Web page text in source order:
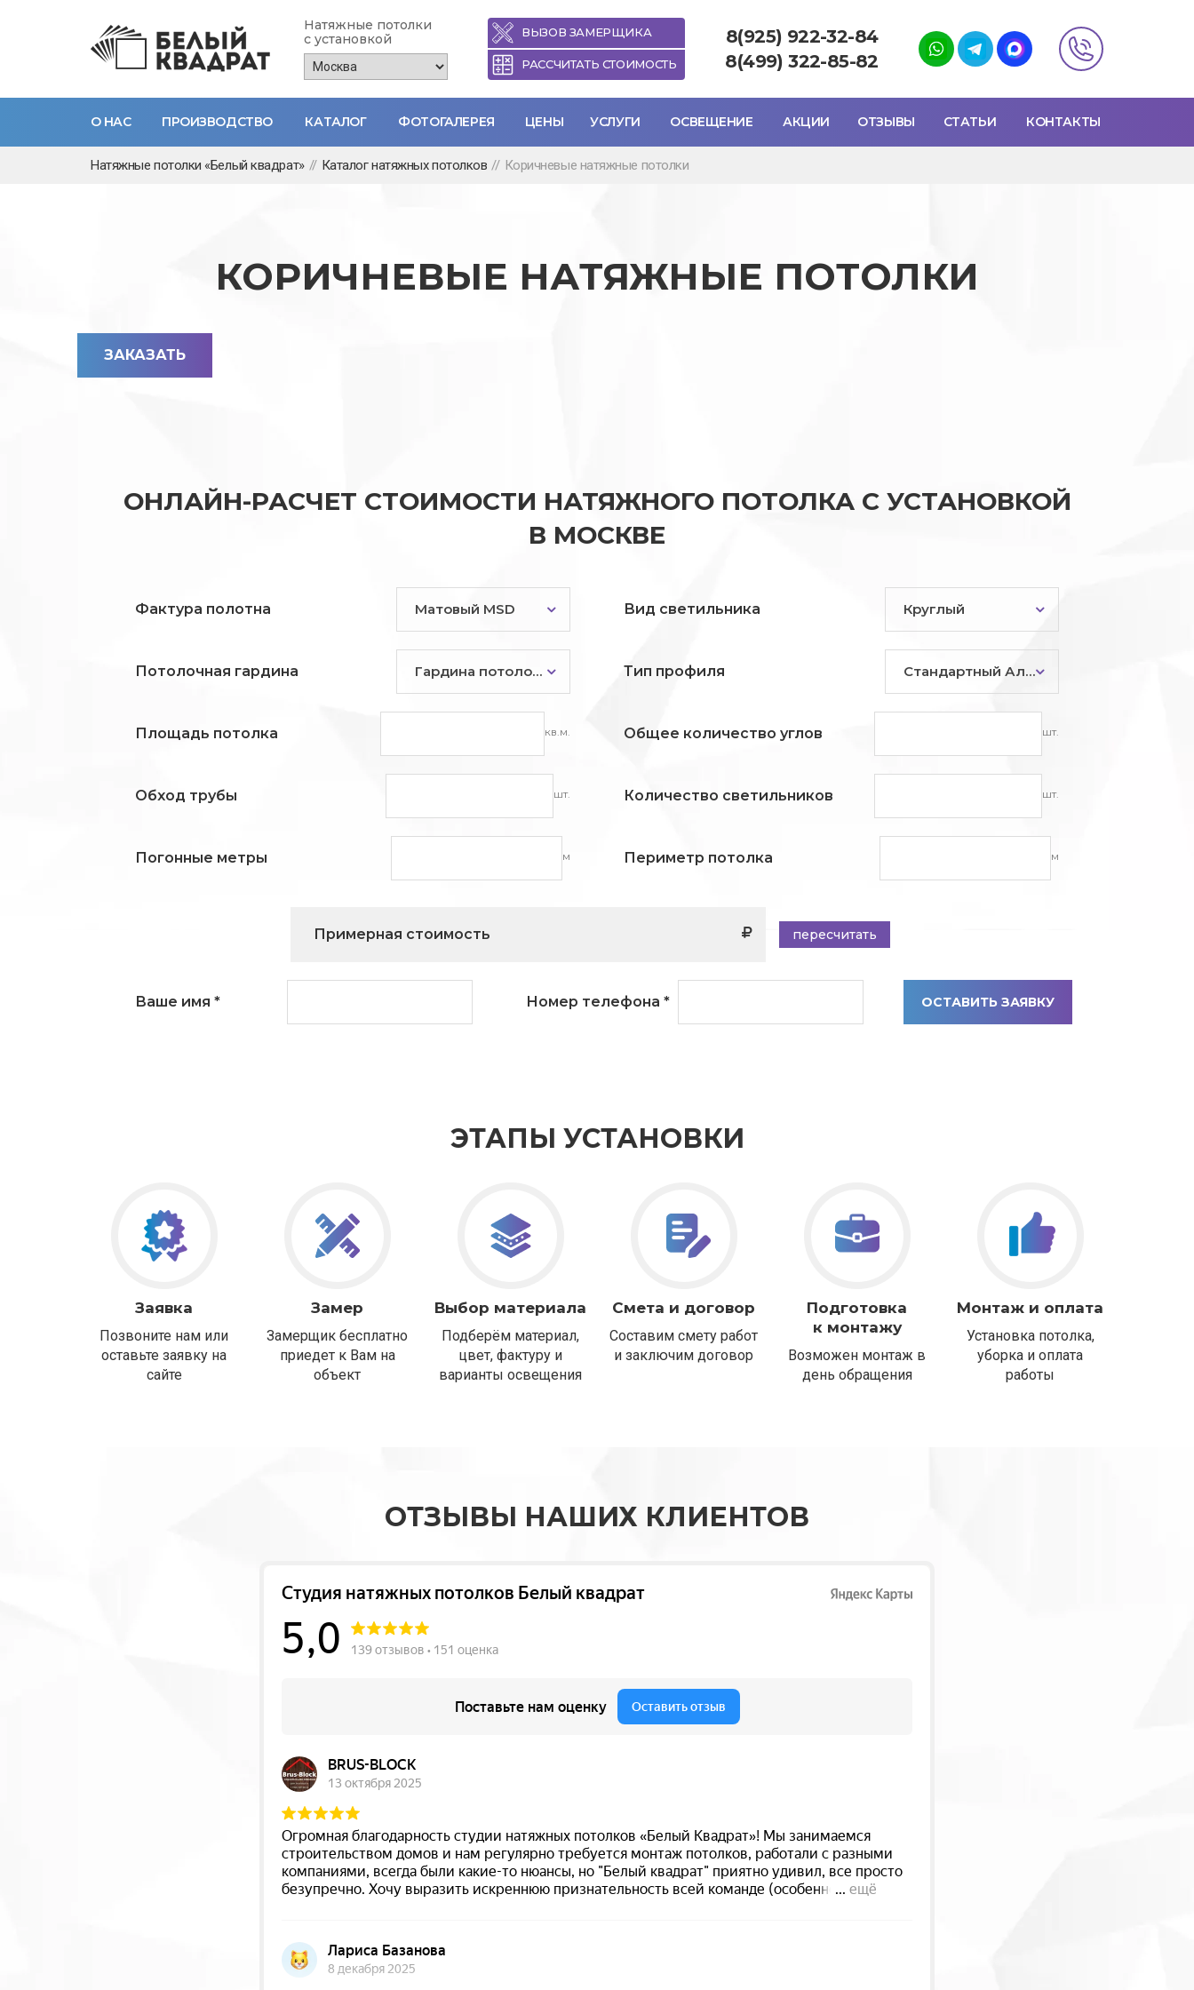
Натяжные потолки
с установкой
ВЫЗОВ ЗАМЕРЩИКА
РАССЧИТАТЬ СТОИМОСТЬ
8(925) 922-32-84
8(499) 322-85-82
О НАС ПРОИЗВОДСТВО КАТАЛОГ ФОТОГАЛЕРЕЯ ЦЕНЫ УСЛУГИ ОСВЕЩЕНИЕ АКЦИИ ОТЗЫВЫ СТАТЬИ КОНТАКТЫ
Натяжные потолки «Белый квадрат» // Каталог натяжных потолков // Коричневые натяжные потолки
КОРИЧНЕВЫЕ НАТЯЖНЫЕ ПОТОЛКИ
ЗАКАЗАТЬ
ОНЛАЙН-РАСЧЕТ СТОИМОСТИ НАТЯЖНОГО ПОТОЛКА С УСТАНОВКОЙ
В МОСКВЕ
Фактура полотна Матовый MSD Вид светильника Круглый
Потолочная гардина Гардина потолочная Тип профиля Стандартный Алюминий
Площадь потолка кв.м. Общее количество углов шт.
Обход трубы шт. Количество светильников шт.
Погонные метры м Периметр потолка м
Примерная стоимость пересчитать
Ваше имя * Номер телефона * ОСТАВИТЬ ЗАЯВКУ
ЭТАПЫ УСТАНОВКИ
Заявка
Позвоните нам или
оставьте заявку на
сайте
Замер
Замерщик бесплатно
приедет к Вам на
объект
Выбор материала
Подберём материал,
цвет, фактуру и
варианты освещения
Смета и договор
Составим смету работ
и заключим договор
Подготовка
к монтажу
Возможен монтаж в
день обращения
Монтаж и оплата
Установка потолка,
уборка и оплата
работы
ОТЗЫВЫ НАШИХ КЛИЕНТОВ